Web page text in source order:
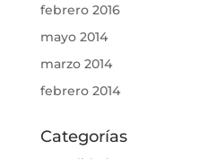
febrero 2016
mayo 2014
marzo 2014
febrero 2014
Categorías